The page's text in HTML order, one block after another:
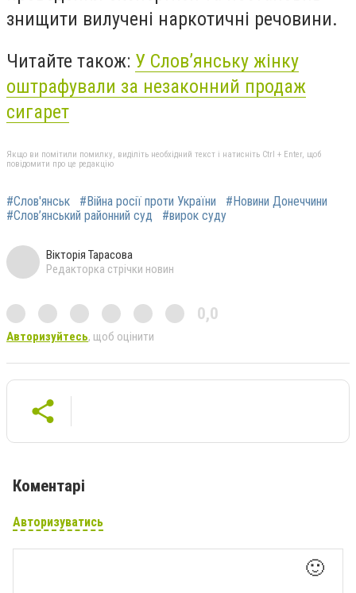
знищити вилучені наркотичні речовини.
Читайте також: У Слов’янську жінку
оштрафували за незаконний продаж
сигарет
Якщо ви помітили помилку, виділіть необхідний текст і натисніть Ctrl + Enter, щоб
повідомити про це редакцію
#Слов'янськ #Війна росії проти України
#Новини Донеччини
#Слов’янський районний суд
#вирок суду
Вікторія Тарасова
Редакторка стрічки новин
0,0
Авторизуйтесь, щоб оцінити
Коментарі
Авторизуватись
🙂